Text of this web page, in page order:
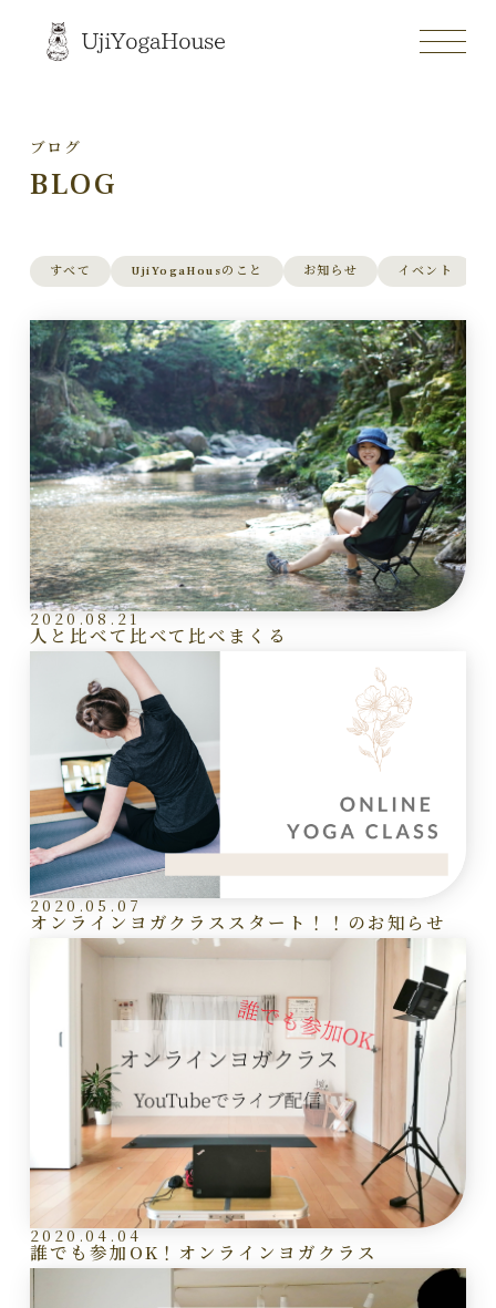
ブログ
BLOG
すべて UjiYogaHousのこと お知らせ イベント
2020.08.21
人と比べて比べて比べまくる
2020.05.07
オンラインヨガクラススタート！！のお知らせ
2020.04.04
誰でも参加OK！オンラインヨガクラス